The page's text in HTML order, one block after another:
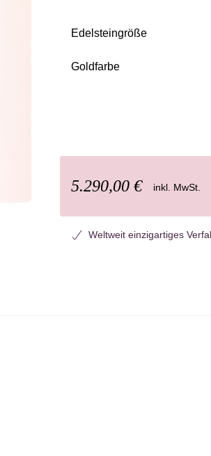
Edelsteingröße
auswählen
Goldfarbe
auswählen
5.290,00 € inkl. MwSt.
Weltweit einzigartiges